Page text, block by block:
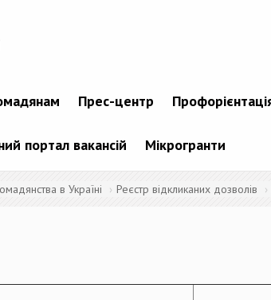
Прес-центр
портал вакансій Мікрогранти
в Україні Реєстр відкликаних дозволів